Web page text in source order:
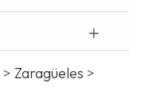
> Zaragüeles >